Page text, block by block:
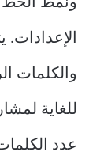
ونمط الخط
والكلمات
للغاية
عدد